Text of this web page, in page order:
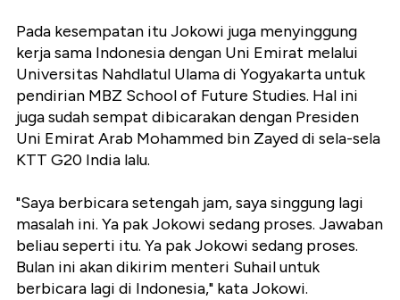
Pada kesempatan itu Jokowi juga menyinggung
kerja sama Indonesia dengan Uni Emirat melalui
Universitas Nahdlatul Ulama di Yogyakarta untuk
pendirian MBZ School of Future Studies. Hal ini
juga sudah sempat dibicarakan dengan Presiden
Uni Emirat Arab Mohammed bin Zayed di sela-sela
KTT G20 India lalu.
"Saya berbicara setengah jam, saya singgung lagi
masalah ini. Ya pak Jokowi sedang proses. Jawaban
beliau seperti itu. Ya pak Jokowi sedang proses.
Bulan ini akan dikirim menteri Suhail untuk
berbicara lagi di Indonesia," kata Jokowi.